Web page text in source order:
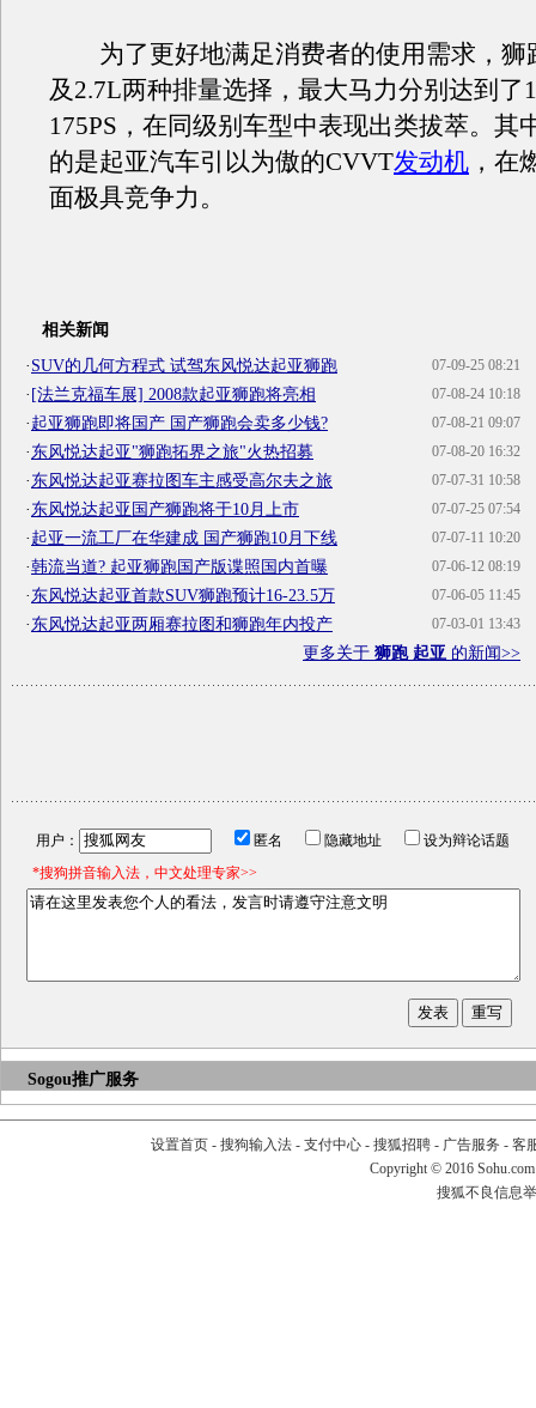
为了更好地满足消费者的使用需求，狮
及2.7L两种排量选择，最大马力分别达到了
175PS，在同级别车型中表现出类拔萃。其
的是起亚汽车引以为傲的CVVT发动机 ，在
面极具竞争力。
相关新闻
07-09-25 08:21
·SUV的几何方程式 试驾东风悦达起亚狮跑
07-08-24 10:18
·[法兰克福车展] 2008款起亚狮跑将亮相
07-08-21 09:07
·起亚狮跑即将国产 国产狮跑会卖多少钱?
07-08-20 16:32
·东风悦达起亚"狮跑拓界之旅"火热招募
07-07-31 10:58
·东风悦达起亚赛拉图车主感受高尔夫之旅
07-07-25 07:54
·东风悦达起亚国产狮跑将于10月上市
07-07-11 10:20
·起亚一流工厂在华建成 国产狮跑10月下线
07-06-12 08:19
·韩流当道? 起亚狮跑国产版谍照国内首曝
07-06-05 11:45
·东风悦达起亚首款SUV狮跑预计16-23.5万
07-03-01 13:43
·东风悦达起亚两厢赛拉图和狮跑年内投产
更多关于 狮跑 起亚 的新闻>>
用户： 匿名 隐藏地址
设为辩论话题
*搜狗拼音输入法，中文处理专家>>
Sogou推广服务
设置首页- 搜狗输入法- 支付中心- 搜狐招聘- 广告服务 - 客
Copyright © 2016
搜狐不良信息